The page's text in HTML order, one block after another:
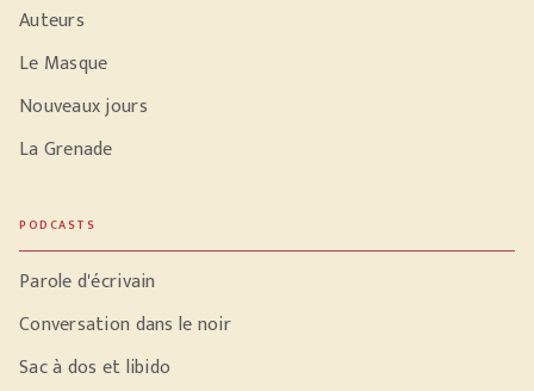
Auteurs
Le Masque
Nouveaux jours
La Grenade
PODCASTS
Parole d'écrivain
Conversation dans le noir
Sac à dos et libido